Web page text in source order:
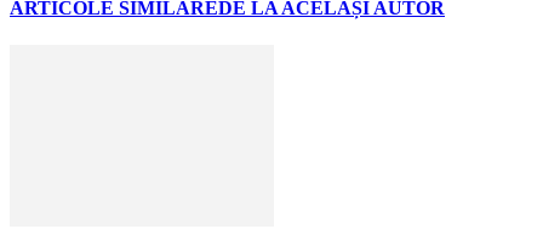
ARTICOLE SIMILAREDE LA ACELAȘI AUTOR